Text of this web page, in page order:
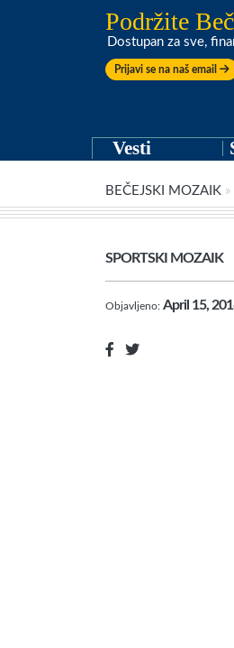
Podržite
Dostupan za sve,
Prijavi se na naš email
Vesti
BEČEJSKI MOZAIK »
SPORTSKI MOZAIK
Objavljeno: April 15,